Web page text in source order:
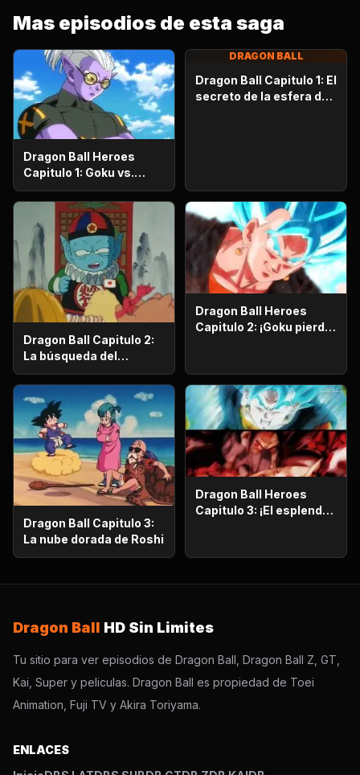
Mas episodios de esta saga
Dragon Ball Heroes
Capitulo 1: Goku vs.
Goku. Inicia una
apasionante batalla en
la prisión planetaria!
DRAGON BALL
Dragon Ball Capitulo 1: El
secreto de la esfera del
Dragon Ball Capitulo 2:
La búsqueda del
emperador
Dragon Ball Heroes
Capitulo 2: ¡Goku pierde
Dragon Ball Capitulo 3:
La nube dorada de Roshi
Dragon Ball Heroes
Capitulo 3: ¡El esplendor
explota!
Dragon Ball HD Sin Limites
Tu sitio para ver episodios de Dragon Ball, Dragon Ball Z, GT,
Kai, Super y peliculas. Dragon Ball es propiedad de Toei
Animation, Fuji TV y Akira Toriyama.
ENLACES